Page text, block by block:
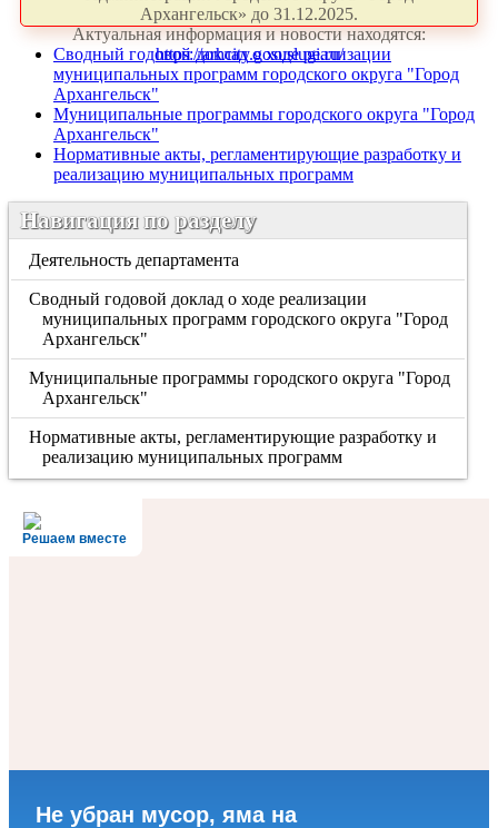
Архангельск» до 31.12.2025.
Актуальная информация и новости находятся:
https://arhcity.gosuslugi.ru/
Сводный годовой доклад о ходе реализации
муниципальных программ городского округа "Город
Архангельск"
Муниципальные программы городского округа "Город
Архангельск"
Нормативные акты, регламентирующие разработку и
реализацию муниципальных программ
Навигация по разделу
Деятельность департамента
Сводный годовой доклад о ходе реализации
муниципальных программ городского округа "Город
Архангельск"
Муниципальные программы городского округа "Город
Архангельск"
Нормативные акты, регламентирующие разработку и
реализацию муниципальных программ
Решаем вместе
Не убран мусор, яма на